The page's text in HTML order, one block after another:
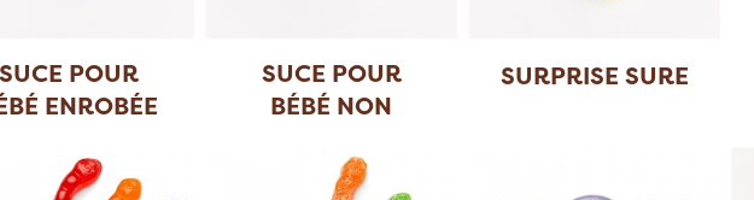
POUR
ENROBÉE
SUCE POUR
BÉBÉ NON
SURPRISE SURE